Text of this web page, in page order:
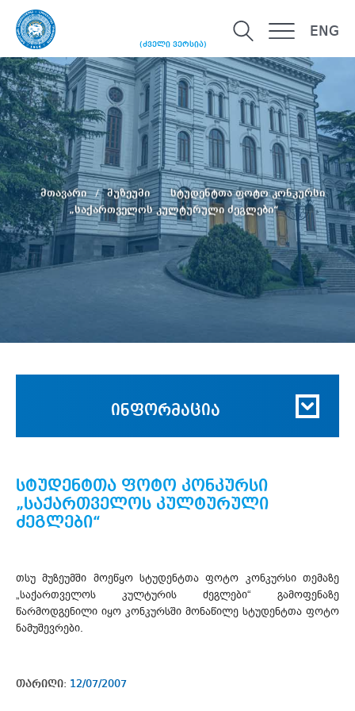
(ძველი ვერსია)
ENG
მთავარი მუზეუმი
სტუდენტთა ფოტო კონკურსი
„საქართველოს კულტურული ძეგლები“
ინფორმაცია
სტუდენტთა ფოტო კონკურსი
„საქართველოს კულტურული
ძეგლები“
თსუ მუზეუმში მოეწყო სტუდენტთა ფოტო კონკურსი თემაზე
„საქართველოს კულტურის ძეგლები“ გამოფენაზე
წარმოდგენილი იყო კონკურსში მონაწილე სტუდენტთა ფოტო
ნამუშევრები.
თარიღი: 12/07/2007